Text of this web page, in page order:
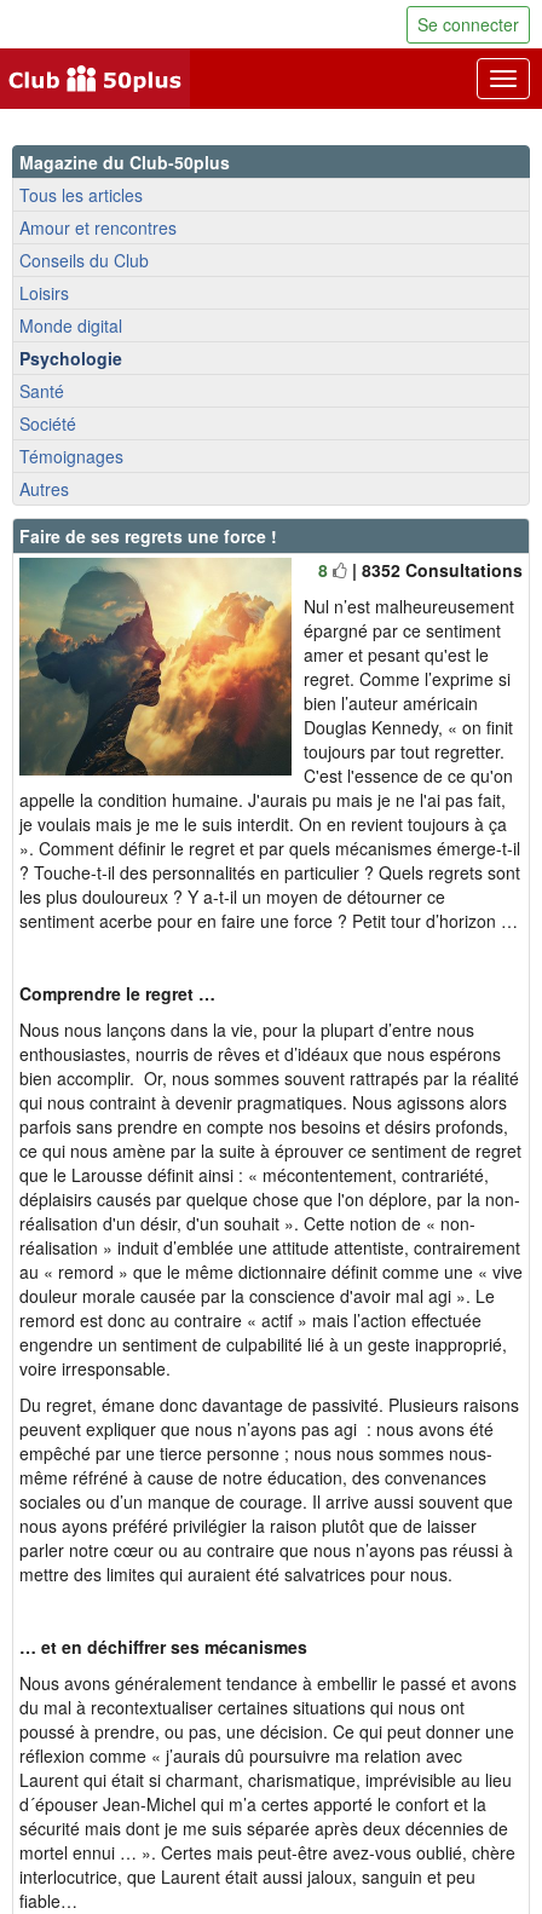
Se connecter
Magazine du Club-50plus
Tous les articles
Amour et rencontres
Conseils du Club
Loisirs
Monde digital
Psychologie
Santé
Société
Témoignages
Autres
Faire de ses regrets une force !
8
| 8352 Consultations
Nul n’est malheureusement
épargné par ce sentiment
amer et pesant qu'est le
regret. Comme l’exprime si
bien l’auteur américain
Douglas Kennedy, « on finit
toujours par tout regretter.
C'est l'essence de ce qu'on
appelle la condition humaine. J'aurais pu mais je ne l'ai pas fait,
je voulais mais je me le suis interdit. On en revient toujours à ça
». Comment définir le regret et par quels mécanismes émerge-t-il
? Touche-t-il des personnalités en particulier ? Quels regrets sont
les plus douloureux ? Y a-t-il un moyen de détourner ce
sentiment acerbe pour en faire une force ? Petit tour d’horizon …
Comprendre le regret …
Nous nous lançons dans la vie, pour la plupart d’entre nous
enthousiastes, nourris de rêves et d’idéaux que nous espérons
bien accomplir. Or, nous sommes souvent rattrapés par la réalité
qui nous contraint à devenir pragmatiques. Nous agissons alors
parfois sans prendre en compte nos besoins et désirs profonds,
ce qui nous amène par la suite à éprouver ce sentiment de regret
que le Larousse définit ainsi : « mécontentement, contrariété,
déplaisirs causés par quelque chose que l'on déplore, par la non-
réalisation d'un désir, d'un souhait ». Cette notion de « non-
réalisation » induit d’emblée une attitude attentiste, contrairement
au « remord » que le même dictionnaire définit comme une « vive
douleur morale causée par la conscience d'avoir mal agi ». Le
remord est donc au contraire « actif » mais l’action effectuée
engendre un sentiment de culpabilité lié à un geste inapproprié,
voire irresponsable.
Du regret, émane donc davantage de passivité. Plusieurs raisons
peuvent expliquer que nous n’ayons pas agi : nous avons été
empêché par une tierce personne ; nous nous sommes nous-
même réfréné à cause de notre éducation, des convenances
sociales ou d’un manque de courage. Il arrive aussi souvent que
nous ayons préféré privilégier la raison plutôt que de laisser
parler notre cœur ou au contraire que nous n’ayons pas réussi à
mettre des limites qui auraient été salvatrices pour nous.
… et en déchiffrer ses mécanismes
Nous avons généralement tendance à embellir le passé et avons
du mal à recontextualiser certaines situations qui nous ont
poussé à prendre, ou pas, une décision. Ce qui peut donner une
réflexion comme « j’aurais dû poursuivre ma relation avec
Laurent qui était si charmant, charismatique, imprévisible au lieu
d´épouser Jean-Michel qui m’a certes apporté le confort et la
sécurité mais dont je me suis séparée après deux décennies de
mortel ennui … ». Certes mais peut-être avez-vous oublié, chère
interlocutrice, que Laurent était aussi jaloux, sanguin et peu
fiable…